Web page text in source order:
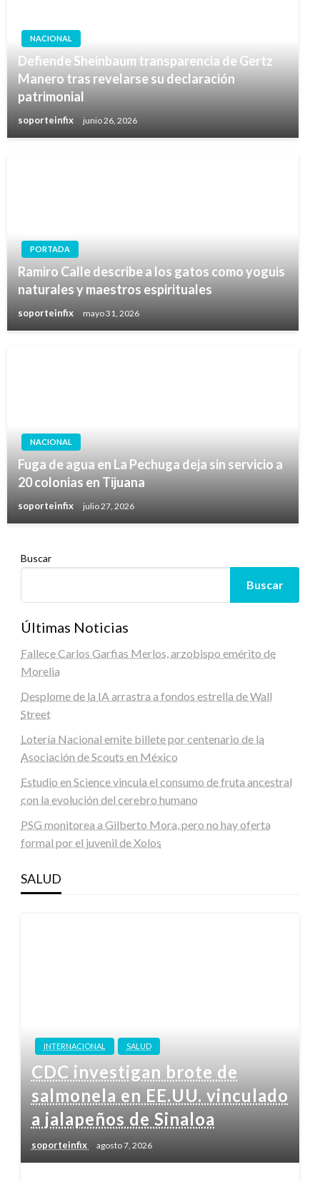
NACIONAL
Defiende Sheinbaum transparencia de Gertz
Manero tras revelarse su declaración
patrimonial
soporteinfix junio 26, 2026
PORTADA
Ramiro Calle describe a los gatos como yoguis
naturales y maestros espirituales
soporteinfix mayo 31, 2026
NACIONAL
Fuga de agua en La Pechuga deja sin servicio a
20 colonias en Tijuana
soporteinfix julio 27, 2026
Buscar
Buscar
Últimas Noticias
Fallece Carlos Garfias Merlos, arzobispo emérito de
Morelia
Desplome de la IA arrastra a fondos estrella de Wall
Street
Lotería Nacional emite billete por centenario de la
Asociación de Scouts en México
Estudio en Science vincula el consumo de fruta ancestral
con la evolución del cerebro humano
PSG monitorea a Gilberto Mora, pero no hay oferta
formal por el juvenil de Xolos
SALUD
INTERNACIONAL SALUD
CDC investigan brote de
salmonela en EE.UU. vinculado
a jalapeños de Sinaloa
soporteinfix agosto 7, 2026